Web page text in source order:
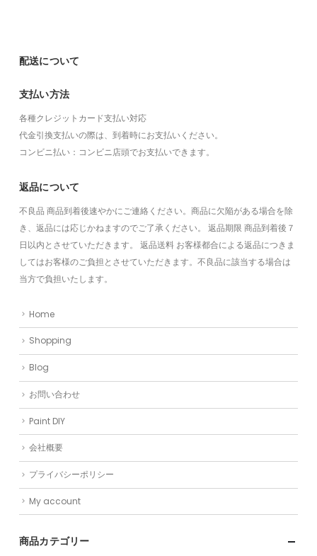
配送について
支払い方法
各種クレジットカード支払い対応
代金引換支払いの際は、到着時にお支払いください。
コンビニ払い：コンビニ店頭でお支払いできます。
返品について
不良品 商品到着後速やかにご連絡ください。商品に欠陥がある場合を除
き、返品には応じかねますのでご了承ください。 返品期限 商品到着後７
日以内とさせていただきます。 返品送料 お客様都合による返品につきま
してはお客様のご負担とさせていただきます。不良品に該当する場合は
当方で負担いたします。
Home
Shopping
Blog
お問い合わせ
Paint DIY
会社概要
プライバシーポリシー
My account
商品カテゴリー